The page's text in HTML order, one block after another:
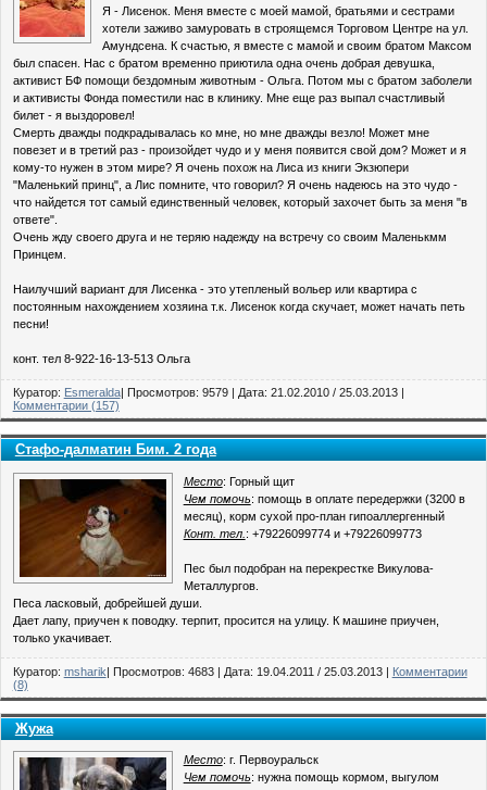
Я - Лисенок. Меня вместе с моей мамой, братьями и сестрами
хотели заживо замуровать в строящемся Торговом Центре на ул.
Амундсена. К счастью, я вместе с мамой и своим братом Максом
был спасен. Нас с братом временно приютила одна очень добрая девушка,
активист БФ помощи бездомным животным - Ольга. Потом мы с братом заболели
и активисты Фонда поместили нас в клинику. Мне еще раз выпал счастливый
билет - я выздоровел!
Смерть дважды подкрадывалась ко мне, но мне дважды везло! Может мне
повезет и в третий раз - произойдет чудо и у меня появится свой дом? Может и я
кому-то нужен в этом мире? Я очень похож на Лиса из книги Экзюпери
"Маленький принц", а Лис помните, что говорил? Я очень надеюсь на это чудо -
что найдется тот самый единственный человек, который захочет быть за меня "в
ответе".
Очень жду своего друга и не теряю надежду на встречу со своим Маленькмм
Принцем.
Наилучший вариант для Лисенка - это утепленый вольер или квартира с
постоянным нахождением хозяина т.к. Лисенок когда скучает, может начать петь
песни!
конт. тел 8-922-16-13-513 Ольга
Куратор: Esmeralda| Просмотров: 9579 | Дата: 21.02.2010 / 25.03.2013|
Комментарии (157)
Стафо-далматин Бим. 2 года
Место: Горный щит
Чем помочь: помощь в оплате передержки (3200 в
месяц), корм сухой про-план гипоаллергенный
Конт. тел. : +79226099774 и +79226099773
Пес был подобран на перекрестке Викулова-
Металлургов.
Песа ласковый, добрейшей души.
Дает лапу, приучен к поводку. терпит, просится на улицу. К машине приучен,
только укачивает.
Куратор: msharik| Просмотров: 4683 | Дата: 19.04.2011 / 25.03.2013| Комментарии
(8)
Жужа
Место: г. Первоуральск
Чем помочь: нужна помощь кормом, выгулом